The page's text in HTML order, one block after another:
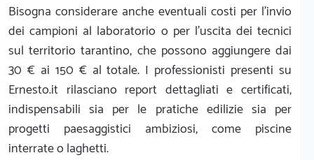
Bisogna considerare anche eventuali costi per l'invio
dei campioni al laboratorio o per l'uscita dei tecnici
sul territorio tarantino, che possono aggiungere dai
30 € ai 150 € al totale. I professionisti presenti su
Ernesto.it rilasciano report dettagliati e certificati,
indispensabili sia per le pratiche edilizie sia per
progetti paesaggistici ambiziosi, come piscine
interrate o laghetti.